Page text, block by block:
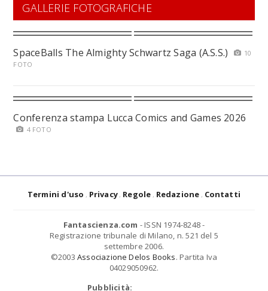
GALLERIE FOTOGRAFICHE
SpaceBalls The Almighty Schwartz Saga (A.S.S.)
10
FOTO
Conferenza stampa Lucca Comics and Games 2026
4 FOTO
Termini d'uso Privacy Regole Redazione Contatti
Fantascienza.com - ISSN 1974-8248 -
Registrazione tribunale di Milano, n. 521 del 5
settembre 2006.
©2003 Associazione Delos Books. Partita Iva
04029050962.
Pubblicità: